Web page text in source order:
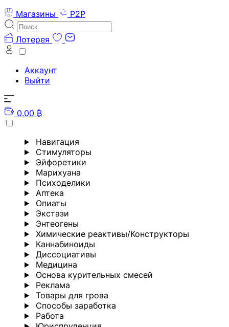
Магазины
P2P
Лотерея
Аккаунт
Выйти
0.00 ₿
Навигация
Стимуляторы
Эйфоретики
Марихуана
Психоделики
Аптека
Опиаты
Экстази
Энтеогены
Химические реактивы/Конструкторы
Каннабиноиды
Диссоциативы
Медицина
Основа курительных смесей
Реклама
Товары для грова
Способы заработка
Работа